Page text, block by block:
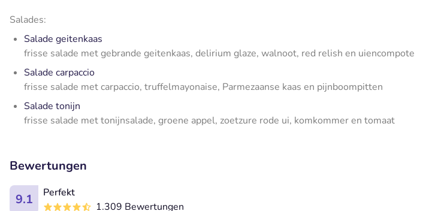
Salades:
Salade geitenkaas
frisse salade met gebrande geitenkaas, delirium glaze, walnoot, red relish en uiencompote
Salade carpaccio
frisse salade met carpaccio, truffelmayonaise, Parmezaanse kaas en pijnboompitten
Salade tonijn
frisse salade met tonijnsalade, groene appel, zoetzure rode ui, komkommer en tomaat
Bewertungen
9.1
Perfekt
1.309 Bewertungen